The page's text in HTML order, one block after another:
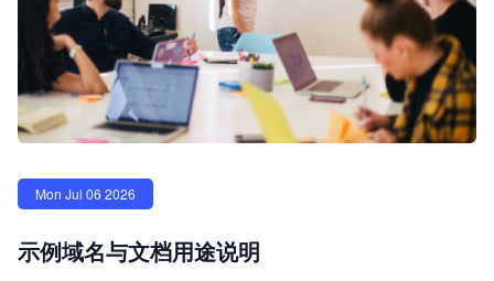
Mon Jul 06 2026
示例域名与文档用途说明